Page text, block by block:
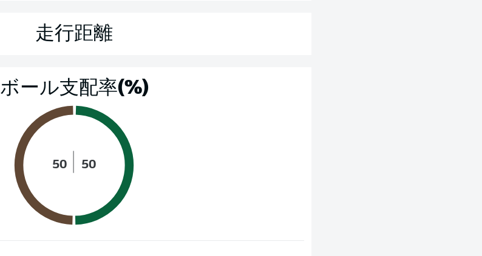
走行距離
ボール支配率(%)
50 50